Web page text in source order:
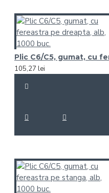
105,27 lei